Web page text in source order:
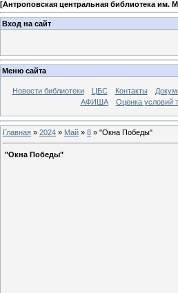
[Антроповская центральная библиотека им.
Вход на сайт
Меню сайта
Новости библиотеки ЦБС Контакты
АФИША
Оценка условий
Главная » 2024 » Май » 8 » "Окна Победы"
"Окна Победы"